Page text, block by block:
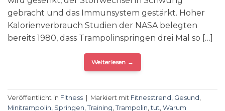
gebracht und das Immunsystem gestärkt. Hoher
Kalorienverbrauch Studien der NASA belegten
bereits 1980, dass Trampolinspringen drei Mal so […]
Weiterlesen →
Veröffentlicht in Fitness Markiert mit Fitnesstrend , Gesund ,
Minitrampolin, Springen, Training, Trampolin,tut, Warum